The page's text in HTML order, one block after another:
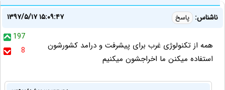
ناشناس: پاسخ
۱۳۹۷/۵/۱۷ ۱۵:۰۹:۴۷
197
8
همه از تکنولوژی غرب برای پیشرفت و درامد کشورشون
استفاده میکنن ما اخراجشون میکنیم